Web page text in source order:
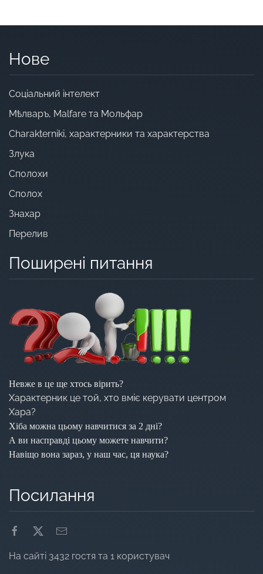
Нове
Cоціальний інтелект
Мѣлваръ, Malfare та Мольфар
Charakterniki, характерники та характерства
Злука
Сполохи
Сполох
Знахар
Перелив
Поширені питання
Невже в це ще хтось вірить?
Характерник це той, хто вміє керувати центром
Хара?
Хіба можна цьому навчитися за 2 дні?
А ви насправді цьому можете навчити?
Навіщо вона зараз, у наш час, ця наука?
Посилання
На сайті 3432 гостя та 1 користувач